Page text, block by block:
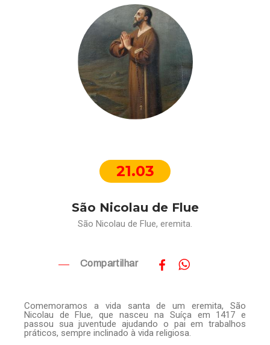
21.03
São Nicolau de Flue
São Nicolau de Flue, eremita.
Compartilhar
Comemoramos a vida santa de um eremita, São
Nicolau de Flue, que nasceu na Suíça em 1417 e
passou sua juventude ajudando o pai em trabalhos
práticos, sempre inclinado à vida religiosa.